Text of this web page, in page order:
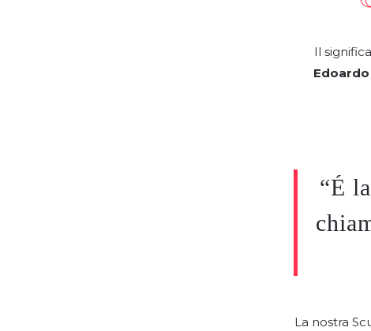
Il
Edoardo
“É
La nostra